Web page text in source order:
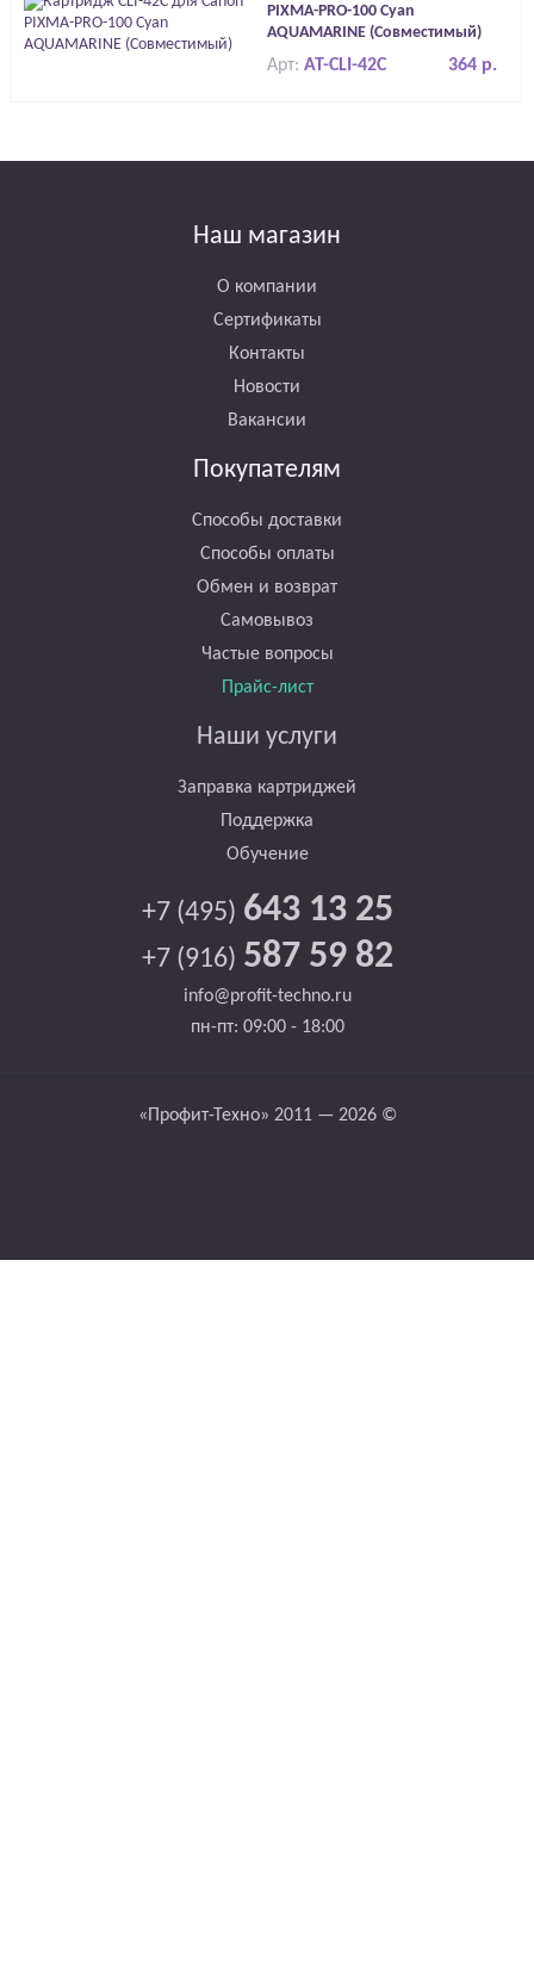
PIXMA-PRO-100 Cyan
AQUAMARINE (Совместимый)
364 р.
Арт:AT-CLI-42C
Наш магазин
О компании
Сертификаты
Контакты
Новости
Вакансии
Покупателям
Способы доставки
Способы оплаты
Обмен и возврат
Самовывоз
Частые вопросы
Прайс-лист
Наши услуги
Заправка картриджей
Поддержка
Обучение
+7 (495) 643 13 25
+7 (916) 587 59 82
info@profit-techno.ru
пн-пт: 09:00 - 18:00
«Профит-Техно» 2011 — 2026 ©